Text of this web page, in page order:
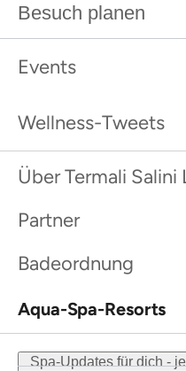
Besuch planen
Events
Wellness-Tweets
Über Termali Salini
Partner
Badeordnung
Aqua-Spa-Resorts
Spa-Updates für dich -
Bitte beachten:
sind nur mit einem
Massagen &
Überblick